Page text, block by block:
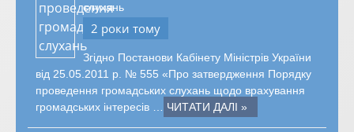
слухань
2 роки тому
Згідно Постанови Кабінету Міністрів України
від 25.05.2011 р. № 555 «Про затвердження Порядку
проведення громадських слухань щодо врахування
громадських інтересів …
ЧИТАТИ ДАЛІ »